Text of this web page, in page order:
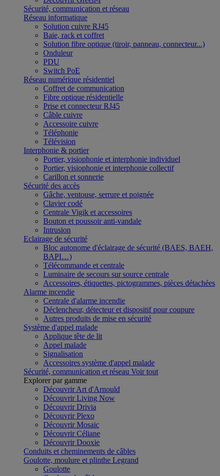
Sécurité, communication et réseau
Réseau informatique
Solution cuivre RJ45
Baie, rack et coffret
Solution fibre optique (tiroir, panneau, connecteur...)
Onduleur
PDU
Switch PoE
Réseau numérique résidentiel
Coffret de communication
Fibre optique résidentielle
Prise et connecteur RJ45
Câble cuivre
Accessoire cuivre
Téléphonie
Télévision
Interphonie & portier
Portier, visiophonie et interphonie individuel
Portier, visiophonie et interphonie collectif
Carillon et sonnerie
Sécurité des accès
Gâche, ventouse, serrure et poignée
Clavier codé
Centrale Vigik et accessoires
Bouton et poussoir anti-vandale
Intrusion
Eclairage de sécurité
Bloc autonome d'éclairage de sécurité (BAES, BAEH,
BAPI…)
Télécommande et centrale
Luminaire de secours sur source centrale
Accessoires, étiquettes, pictogrammes, pièces détachées
Alarme incendie
Centrale d'alarme incendie
Déclencheur, détecteur et dispositif pour coupure
Autres produits de mise en sécurité
Système d'appel malade
Applique tête de lit
Appel malade
Signalisation
Accessoires système d'appel malade
Sécurité, communication et réseau Voir tout
Explorer par gamme
Découvrir Art d'Arnould
Découvrir Living Now
Découvrir Drivia
Découvrir Plexo
Découvrir Mosaic
Découvrir Céliane
Découvrir Dooxie
Conduits et cheminements de câbles
Goulotte, moulure et plinthe Legrand
Goulotte